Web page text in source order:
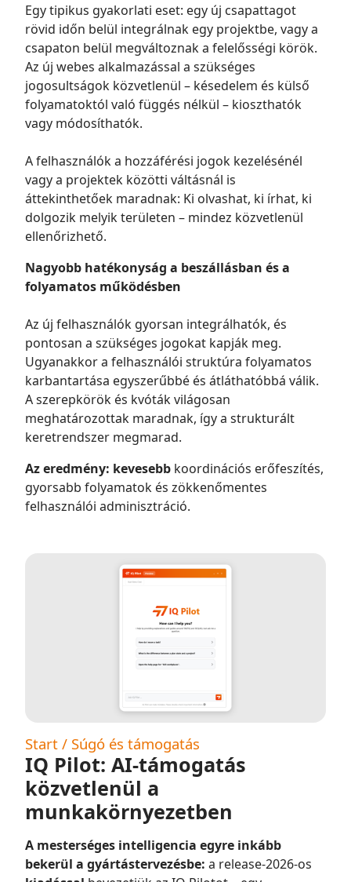
Egy tipikus gyakorlati eset: egy új csapattagot
rövid időn belül integrálnak egy projektbe, vagy a
csapaton belül megváltoznak a felelősségi körök.
Az új webes alkalmazással a szükséges
jogosultságok közvetlenül – késedelem és külső
folyamatoktól való függés nélkül – kioszthatók
vagy módosíthatók.
A felhasználók a hozzáférési jogok kezelésénél
vagy a projektek közötti váltásnál is
áttekinthetőek maradnak: Ki olvashat, ki írhat, ki
dolgozik melyik területen – mindez közvetlenül
ellenőrizhető.
Nagyobb hatékonyság a beszállásban és a
folyamatos működésben
Az új felhasználók gyorsan integrálhatók, és
pontosan a szükséges jogokat kapják meg.
Ugyanakkor a felhasználói struktúra folyamatos
karbantartása egyszerűbbé és átláthatóbbá válik.
A szerepkörök és kvóták világosan
meghatározottak maradnak, így a strukturált
keretrendszer megmarad.
Az eredmény: kevesebb koordinációs erőfeszítés,
gyorsabb folyamatok és zökkenőmentes
felhasználói adminisztráció.
Start / Súgó és támogatás
IQ Pilot: AI-támogatás
közvetlenül a
munkakörnyezetben
A mesterséges intelligencia egyre inkább
bekerül a gyártástervezésbe: a release-2026-os